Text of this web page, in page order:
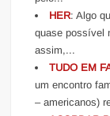
HER: Algo
quase possível
assim,...
TUDO EM
um encontro
– americanos)